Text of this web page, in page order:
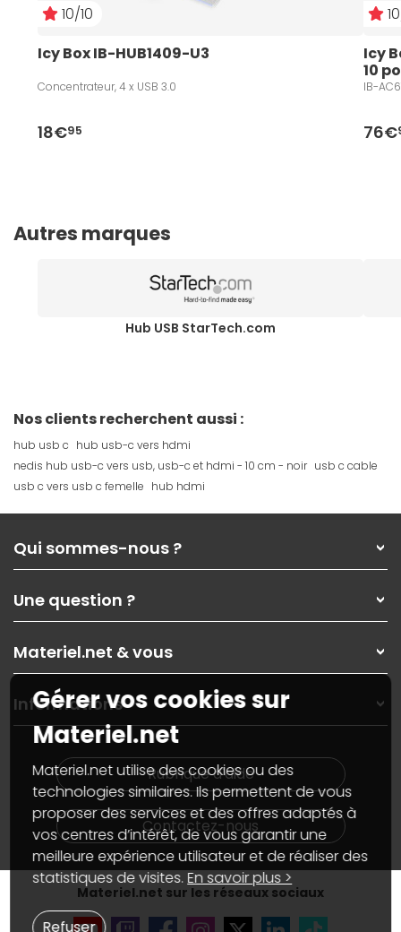
10/10
Icy Box IB-HUB1409-U3
Concentrateur, 4 x USB 3.0
18€95
Icy
10
IB-
76€
Autres marques
Hub USB StarTech.com
Nos clients recherchent aussi :
hub usb c hub usb-c vers hdmi
nedis hub usb-c vers usb, usb-c et hdmi - 10 cm - noir usb c cable
usb c vers usb c femelle hub hdmi
Qui sommes-nous ?
Nos services
Les magasins Materiel.net
Nos solutions pour les pros
Contactez-nous
Une question ?
Paiement, livraison
Garanties,Pack Zen
SAV, demander un retour
Informations
Guides d'achats et tutoriels
Materiel.net & vous
On répare votre PC portable
On rachète votre carte graphique
PC sur mesure : Votre RDV personnalisé
Notre démarche écologique
Materiel.net recrute
Notre programme d'affiliation
Partenariat & Sponsoring
Informations
Plan du site
Nos marques
Conditions générales de vente
Marketplace
Informations légales
Données personnellesetcookies
Gérer vos cookies
Accessibilité : non conforme
Rubrique d'aide
Contactez-nous
Materiel.net sur les réseaux sociaux
Gérer vos cookies sur
Materiel.net
Materiel.net utilise des cookies ou des
technologies similaires. Ils permettent de vous
proposer des services et des offres adaptés à
vos centres d’intérêt, de vous garantir une
meilleure expérience utilisateur et de réaliser des
statistiques de visites.En savoir plus >
Refuser